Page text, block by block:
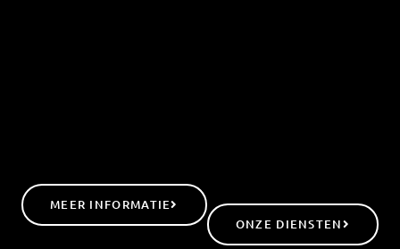
MEER INFORMATIE
ONZE DIENSTEN